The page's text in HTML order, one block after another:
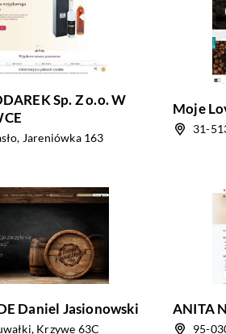
Sp. Z o.o. W
Jareniówka 163
Moje
31-
Daniel Jasionowski
Krzywe 63C
ANITA
95-